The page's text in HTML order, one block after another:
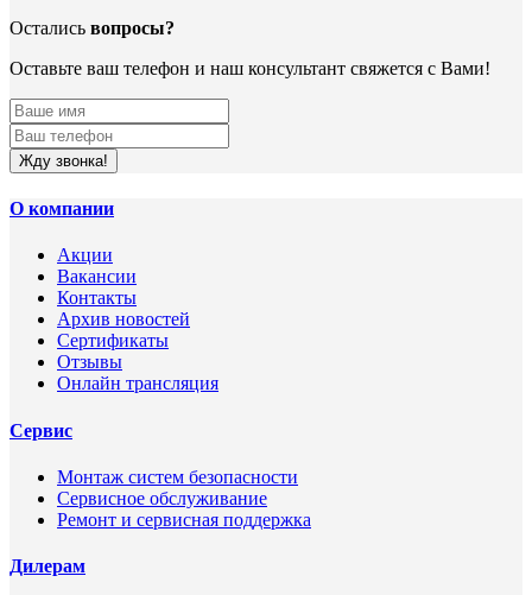
Остались вопросы?
Оставьте ваш телефон и наш консультант свяжется с Вами!
Жду звонка!
О компании
Акции
Вакансии
Контакты
Архив новостей
Сертификаты
Отзывы
Онлайн трансляция
Сервис
Монтаж систем безопасности
Сервисное обслуживание
Ремонт и сервисная поддержка
Дилерам